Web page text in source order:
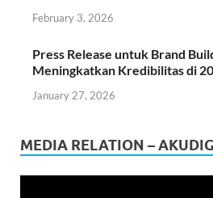
February 3, 2026
Press Release untuk Brand
Meningkatkan Kredibilitas di
January 27, 2026
MEDIA RELATION –